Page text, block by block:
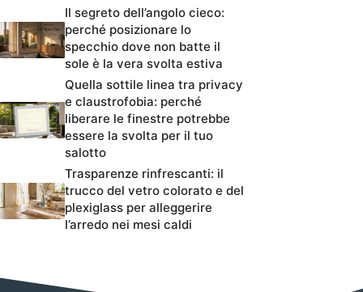
Il segreto dell’angolo cieco:
perché posizionare lo
specchio dove non batte il
sole è la vera svolta estiva
Quella sottile linea tra privacy
e claustrofobia: perché
liberare le finestre potrebbe
essere la svolta per il tuo
salotto
Trasparenze rinfrescanti: il
trucco del vetro colorato e del
plexiglass per alleggerire
l’arredo nei mesi caldi